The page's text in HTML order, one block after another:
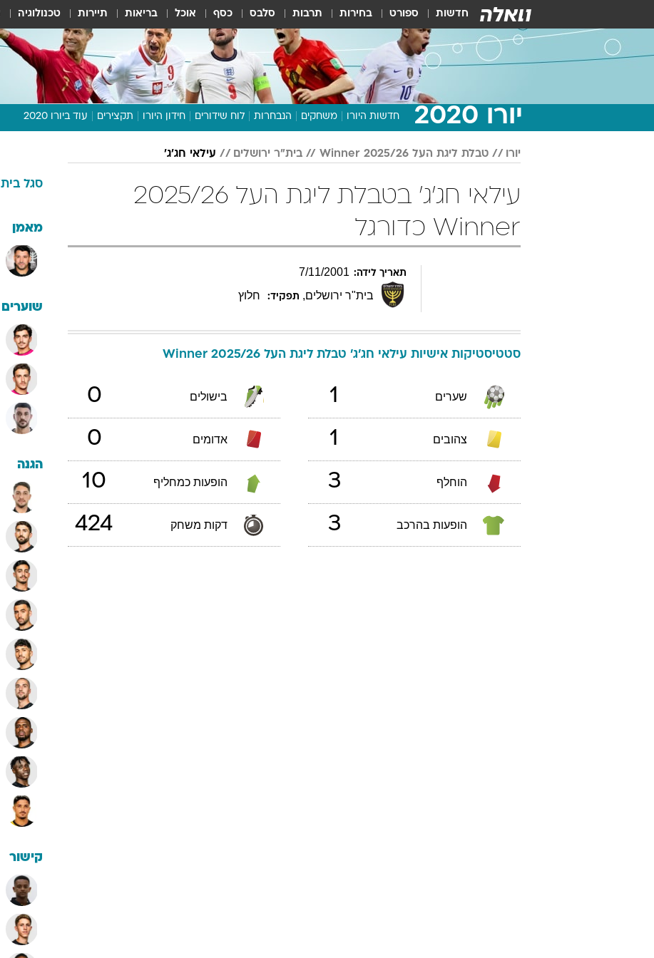
חדשות ספורט בחירות תרבות סלבס כסף אוכל בריאות תיירות טכנולוגיה
יורו 2020 חדשות היורו משחקים הנבחרות לוח שידורים חידון היורו תקצירים עוד ביורו 2020
תכנית היורו
דעות ופרשנויות
וואלה! ספורט
יורו טבלת ליגת העל 2025/26 Winner בית"ר ירושלים עילאי חג'ג'
עילאי חג'ג' בטבלת ליגת העל 2025/26
Winner כדורגל
תאריך לידה: 7/11/2001
בית"ר ירושלים, תפקיד: חלוץ
סטטיסטיקות אישיות עילאי חג'ג' טבלת ליגת העל 2025/26 Winner
שערים 1 בישולים 0
צהובים 1 אדומים 0
הוחלף 3 הופעות כמחליף 10
הופעות בהרכב 3 דקות משחק 424
סגל
מאמן
שוערים
הגנה
קישור